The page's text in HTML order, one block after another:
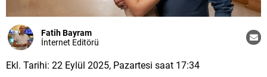
Fatih Bayram
İnternet Editörü
Ekl. Tarihi: 22 Eylül 2025, Pazartesi saat 17:34